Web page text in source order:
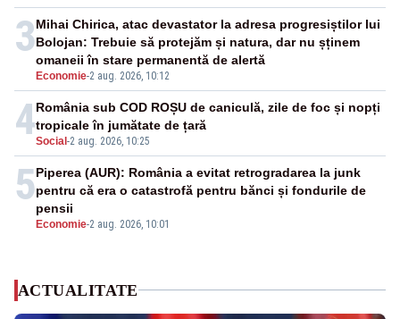
3
Economie-2 aug. 2026, 10:12
Mihai Chirica, atac devastator la adresa progresiștilor lui
Bolojan: Trebuie să protejăm și natura, dar nu șținem
omaneii în stare permanentă de alertă
4Social -2 aug. 2026, 10:25
România sub COD ROȘU de caniculă, zile de foc și nopți
tropicale în jumătate de țară
5
Economie-2 aug. 2026, 10:01
Piperea (AUR): România a evitat retrogradarea la junk
pentru că era o catastrofă pentru bănci și fondurile de
pensii
ACTUALITATE